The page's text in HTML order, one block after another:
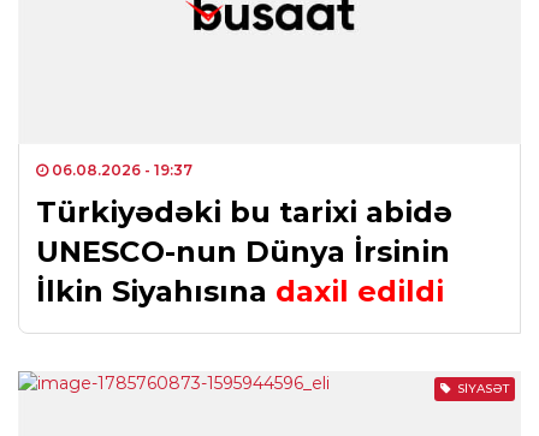
06.08.2026 - 19:37
Türkiyədəki bu tarixi abidə
UNESCO-nun Dünya İrsinin
İlkin Siyahısına daxil edildi
SIYASƏT